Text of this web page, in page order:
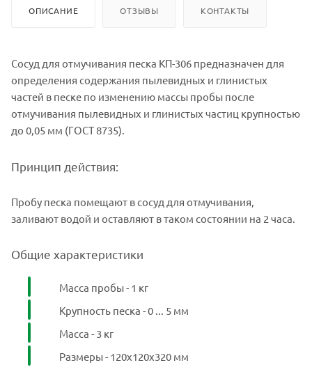
ОПИСАНИЕ ОТЗЫВЫ КОНТАКТЫ
Сосуд для отмучивания песка КП-306 предназначен для
определения содержания пылевидных и глинистых
частей в песке по изменению массы пробы после
отмучивания пылевидных и глинистых частиц крупностью
до 0,05 мм (ГОСТ 8735).
Принцип действия:
Пробу песка помещают в сосуд для отмучивания,
заливают водой и оставляют в таком состоянии на 2 часа.
Общие характеристики
Масса пробы - 1 кг
Крупность песка - 0 ... 5 мм
Масса - 3 кг
Размеры - 120х120х320 мм